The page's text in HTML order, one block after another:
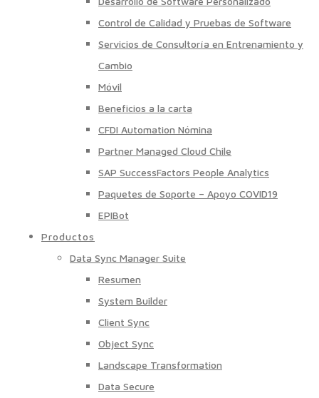
Control de Calidad y Pruebas de Software
Servicios de Consultoría en Entrenamiento y
Cambio
Móvil
Beneficios a la carta
CFDI Automation Nómina
Partner Managed Cloud Chile
SAP SuccessFactors People Analytics
Paquetes de Soporte – Apoyo COVID19
EPIBot
Productos
Data Sync Manager Suite
Resumen
System Builder
Client Sync
Object Sync
Landscape Transformation
Data Secure